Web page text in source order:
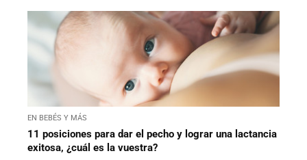
EN BEBÉS Y MÁS
11 posiciones para dar el pecho y lograr una lactancia
exitosa, ¿cuál es la vuestra?